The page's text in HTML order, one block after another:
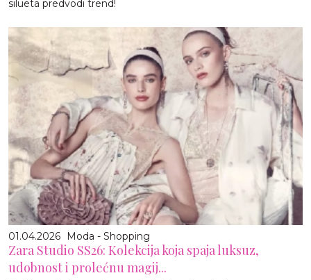
silueta predvodi trend!
01.04.2026 Moda - Shopping
Zara Studio SS26: Kolekcija koja spaja luksuz,
udobnost i prolećnu magij...